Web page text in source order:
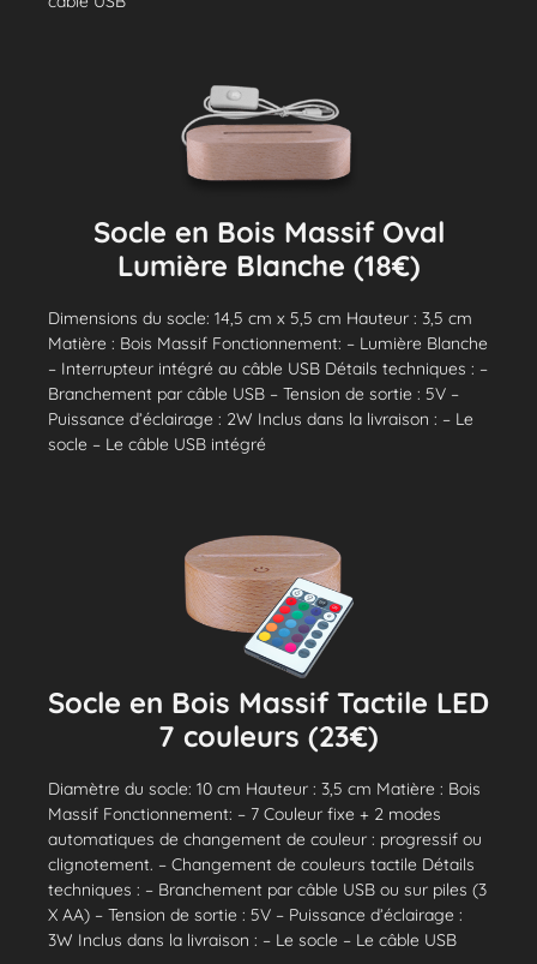
Socle en Bois Massif Oval
Lumière Blanche (18€)
Dimensions du socle: 14,5 cm x 5,5 cm Hauteur : 3,5 cm
Matière : Bois Massif Fonctionnement: – Lumière Blanche
– Interrupteur intégré au câble USB Détails techniques : –
Branchement par câble USB – Tension de sortie : 5V –
Puissance d’éclairage : 2W Inclus dans la livraison : – Le
socle – Le câble USB intégré
Socle en Bois Massif Tactile LED
7 couleurs (23€)
Diamètre du socle: 10 cm Hauteur : 3,5 cm Matière : Bois
Massif Fonctionnement: – 7 Couleur fixe + 2 modes
automatiques de changement de couleur : progressif ou
clignotement. – Changement de couleurs tactile Détails
techniques : – Branchement par câble USB ou sur piles (3
X AA) – Tension de sortie : 5V – Puissance d’éclairage :
3W Inclus dans la livraison : – Le socle – Le câble USB